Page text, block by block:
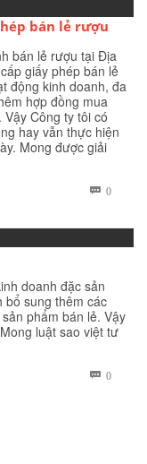
bán lẻ rượu
bán lẻ rượu tại Địa
giấy phép bán lẻ
động kinh doanh, đa
hợp đồng mua
Công ty tôi có
hay vẫn thực hiện
Mong được giải
 0BÌNH
doanh đặc sản
bổ sung thêm các
phẩm bán lẻ. Vậy
luật sao việt tư
 0BÌNH